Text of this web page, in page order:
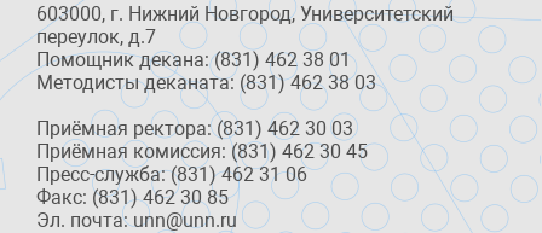
603000, г. Нижний Новгород, Университетский
переулок, д.7
Помощник декана: (831) 462 38 01
Методисты деканата: (831) 462 38 03
Приёмная ректора: (831) 462 30 03
Приёмная комиссия: (831) 462 30 45
Пресс-служба: (831) 462 31 06
Факс: (831) 462 30 85
Эл. почта: unn@unn.ru